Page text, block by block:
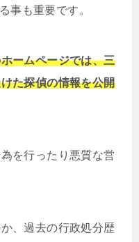
事も重要です。
ームページでは、三
た探偵の情報を公開
を行ったり悪質な営
、過去の行政処分歴